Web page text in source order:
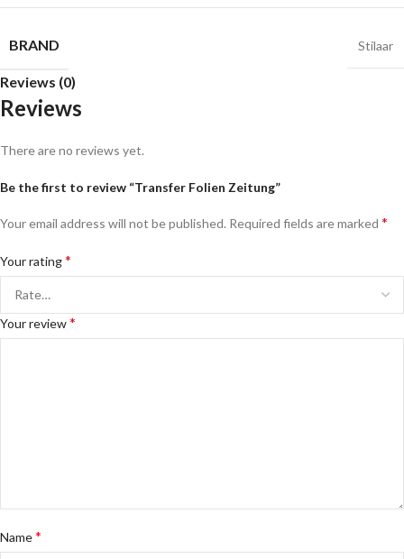
BRAND Stilaar
Reviews (0)
Reviews
There are no reviews yet.
Be the first to review “Transfer Folien Zeitung”
Your email address will not be published. Required fields are marked *
Your rating*
Your review*
Name*